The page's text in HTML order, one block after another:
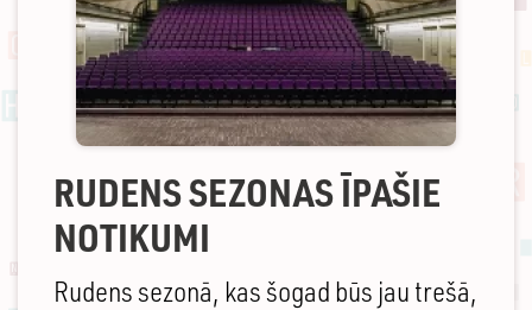
RUDENS SEZONAS ĪPAŠIE
NOTIKUMI
Rudens sezonā, kas šogad būs jau trešā,